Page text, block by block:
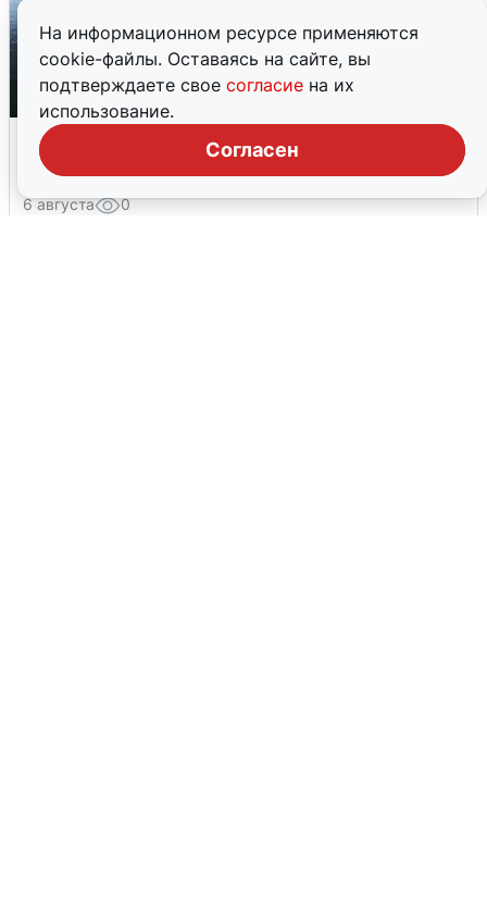
На информационном ресурсе применяются
cookie-файлы. Оставаясь на сайте, вы
подтверждаете свое согласие на их
использование.
Согласен
Ночная атака БПЛА на Ярославль:
попадания и последствия
6 августа 0